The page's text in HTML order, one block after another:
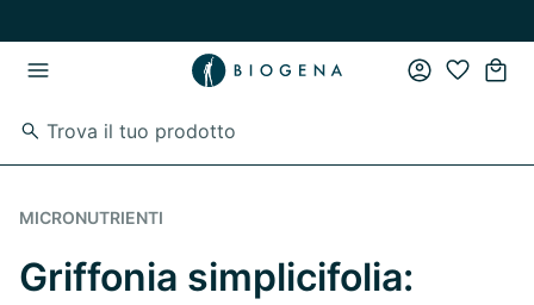
MICRONUTRIENTI
Griffonia simplicifolia: